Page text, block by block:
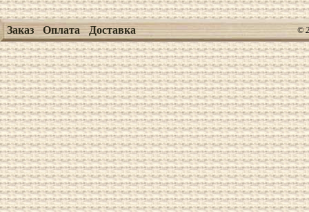
Заказ Оплата Доставка ©